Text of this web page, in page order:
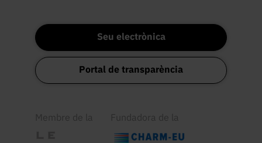
Seu electrònica
Portal de transparència
Membre de la Fundadora de la